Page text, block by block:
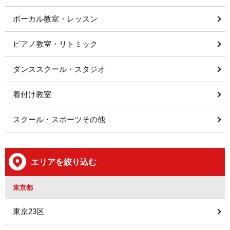
ボーカル教室・レッスン
ピアノ教室・リトミック
ダンススクール・スタジオ
着付け教室
スクール・スポーツその他
エリアを絞り込む
東京都
東京23区